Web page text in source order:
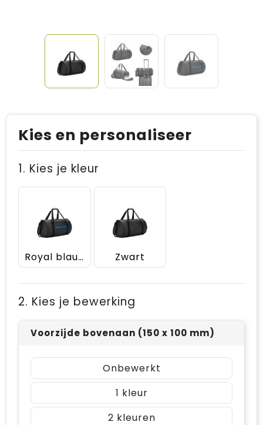
Kies en personaliseer
1. Kies je kleur
Royal blauw Zwart
2. Kies je bewerking
Voorzijde bovenaan (150 x 100 mm)
Onbewerkt
1
2